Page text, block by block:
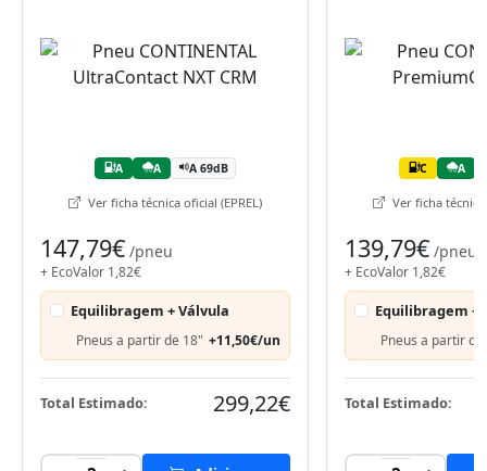
A A A 69dB
Ver ficha técnica oficial (EPREL)
147,79€ /pneu
+ EcoValor 1,82€
Equilibragem + Válvula
Pneus a partir de 18" +11,50€/un
Total Estimado: 299,22€
C A
Ver ficha técnica
139,79€ /pneu
+ EcoValor 1,82€
Equilibragem +
Pneus a partir
Total Estimado: